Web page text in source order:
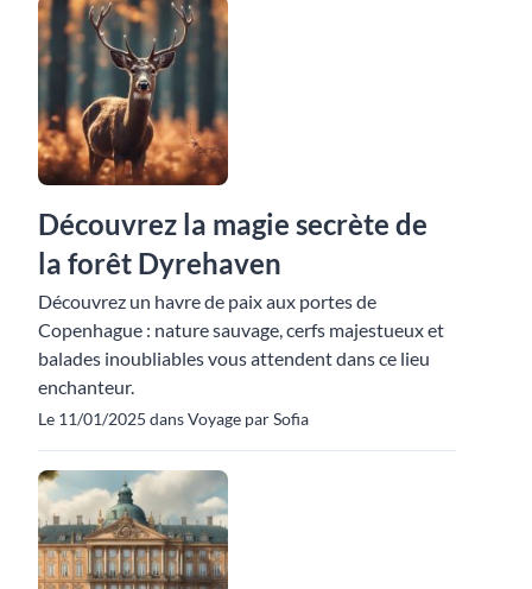
Découvrez la magie secrète de
la forêt Dyrehaven
Découvrez un havre de paix aux portes de
Copenhague : nature sauvage, cerfs majestueux et
balades inoubliables vous attendent dans ce lieu
enchanteur.
Le 11/01/2025 dans Voyage par Sofia